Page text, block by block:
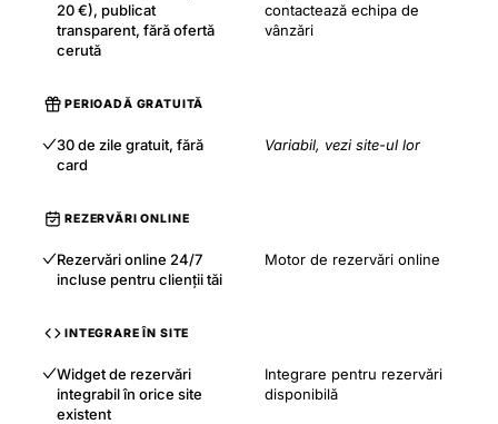
20 €), publicat
transparent, fără ofertă
cerută
contactează echipa de
vânzări
PERIOADĂ GRATUITĂ
30 de zile gratuit, fără
card
Variabil, vezi site-ul lor
REZERVĂRI ONLINE
Rezervări online 24/7
incluse pentru clienții tăi
Motor de rezervări online
INTEGRARE ÎN SITE
Widget de rezervări
integrabil în orice site
existent
Integrare pentru rezervări
disponibilă